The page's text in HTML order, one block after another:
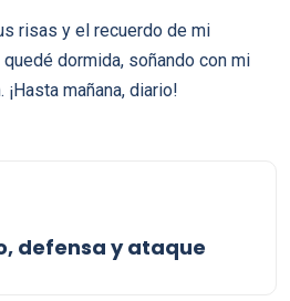
risas y el recuerdo de mi
dormida, soñando con mi
mañana, diario!
defensa y ataque